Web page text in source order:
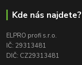
Kde nás najdete?
ELPRO profi s.r.o.
IČ: 29313481
DIČ: CZ29313481